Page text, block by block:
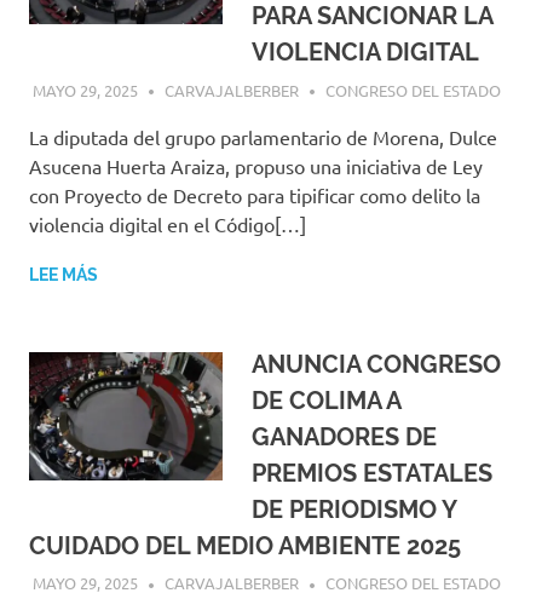
PARA SANCIONAR LA
VIOLENCIA DIGITAL
MAYO 29, 2025 CARVAJALBERBER CONGRESO DEL ESTADO
La diputada del grupo parlamentario de Morena, Dulce
Asucena Huerta Araiza, propuso una iniciativa de Ley
con Proyecto de Decreto para tipificar como delito la
violencia digital en el Código[…]
LEE MÁS
ANUNCIA CONGRESO
DE COLIMA A
GANADORES DE
PREMIOS ESTATALES
DE PERIODISMO Y
CUIDADO DEL MEDIO AMBIENTE 2025
MAYO 29, 2025 CARVAJALBERBER CONGRESO DEL ESTADO